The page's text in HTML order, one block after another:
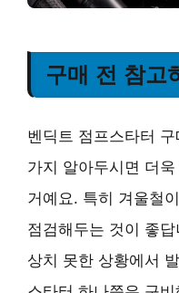
구매 전 참고
벤딕트 점프스타터
가지 알아두시면 더
거예요. 특히 겨울철
점검해두는 것이 좋
상치 못한 상황에서